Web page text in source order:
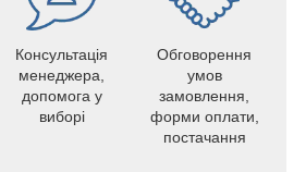
Консультація
менеджера,
допомога у
виборі
Обговорення
умов
замовлення,
форми оплати,
постачання